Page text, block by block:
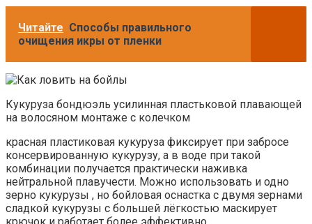
Читайте Способы правильного
очищения икры от пленки
Кукуруза бондюэль усилинная пластьковой плавающей
на волосяном монтаже с колечком
красная пластиковая кукуруза фиксирует при забросе
консервированную кукурузу, а в воде при такой
комбинации получается практически наживка
нейтральной плавучести. Можно использовать и одно
зерно кукурузы , но бойловая оснастка с двумя зернами
сладкой кукурузы с большей лёгкостью маскирует